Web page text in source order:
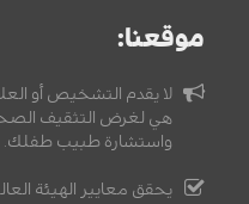
موقعنا:
لا يقدم التشخيص أو
هي لغرض التثقيف
واستشارة طبيب طفلك.
يحقق معايير الهيئة